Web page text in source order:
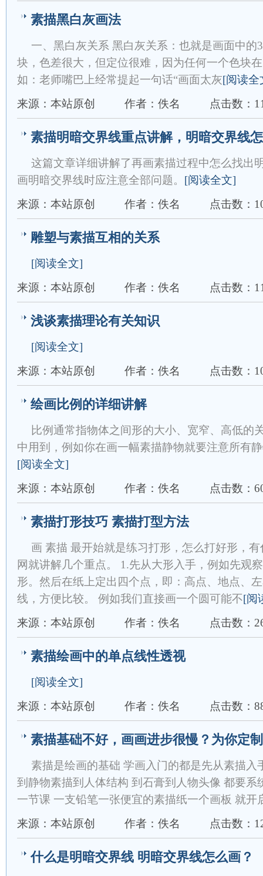
素描黑白灰画法
一、黑白灰关系 黑白灰关系：也就是画面中的
块，色差很大，但定位很难，因为任何一个色块
如：老师嘴巴上经常提起一句话“画面太灰[阅读全
来源：本站原创
作者：佚名 点击数：
素描明暗交界线重点讲解，明暗交界线
这篇文章详细讲解了再画素描过程中怎么找出
画明暗交界线时应注意全部问题。 [阅读全文]
来源：本站原创
作者：佚名 点击数：
雕塑与素描互相的关系
[阅读全文]
来源：本站原创
作者：佚名 点击数：
浅谈素描理论有关知识
[阅读全文]
来源：本站原创
作者：佚名 点击数：
绘画比例的详细讲解
比例通常指物体之间形的大小、宽窄、高低的
中用到，例如你在画一幅素描静物就要注意所有
[阅读全文]
来源：本站原创
作者：佚名 点击数：
素描打形技巧 素描打型方法
画 素描 最开始就是练习打形，怎么打好形，
网就讲解几个重点。 1.先从大形入手，例如先观
形。然后在纸上定出四个点，即：高点、地点、
线，方便比较。 例如我们直接画一个圆可能不[阅
来源：本站原创
作者：佚名 点击数：
素描绘画中的单点线性透视
[阅读全文]
来源：本站原创
作者：佚名 点击数：
素描基础不好，画画进步很慢？为你定
素描是绘画的基础 学画入门的都是先从素描入
到静物素描到人体结构 到石膏到人物头像 都要系
一节课 一支铅笔一张便宜的素描纸一个画板 就开
来源：本站原创
作者：佚名 点击数：
什么是明暗交界线 明暗交界线怎么画？